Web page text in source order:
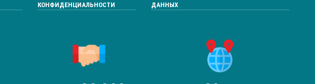
КОНФИДЕНЦИАЛЬНОСТИ
ДАННЫХ